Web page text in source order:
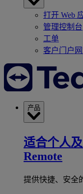
打开 Web
管理控制台
工单
客户门户
产品
适合个人
Remote
提供快捷、安全